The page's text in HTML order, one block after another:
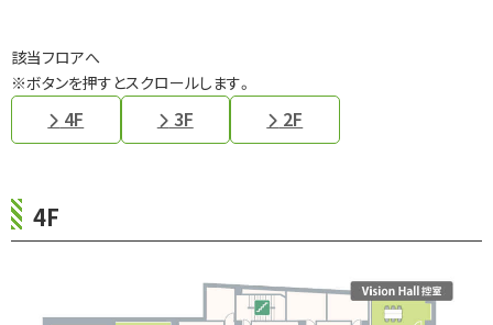
該当フロアへ
※ボタンを押すとスクロールします。
4F 3F 2F
4F